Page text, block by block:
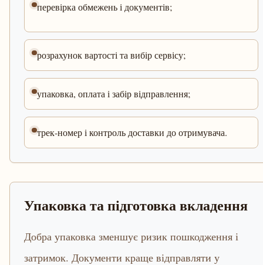
перевірка обмежень і документів;
розрахунок вартості та вибір сервісу;
упаковка, оплата і забір відправлення;
трек-номер і контроль доставки до отримувача.
Упаковка та підготовка вкладення
Добра упаковка зменшує ризик пошкодження і
затримок. Документи краще відправляти у